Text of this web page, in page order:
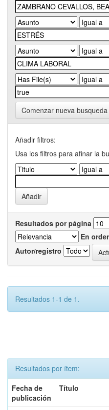
Comenzar nueva busqueda
Añadir filtros:
Usa los filtros para afinar la
Resultados por página
En
Autor/registro
Resultados 1-1 de 1.
Resultados por ítem:
Fecha de
publicación
Título